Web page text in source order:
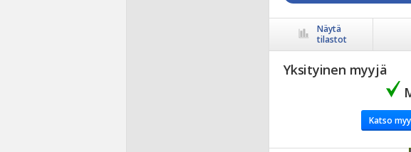
Näytä
tilastot
Yksityinen myyjä
Katso